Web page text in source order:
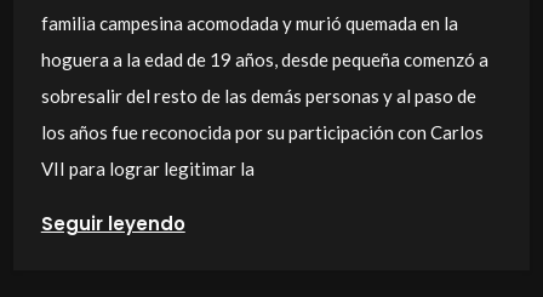
familia campesina acomodada y murió quemada en la
hoguera a la edad de 19 años, desde pequeña comenzó a
sobresalir del resto de las demás personas y al paso de
los años fue reconocida por su participación con Carlos
VII para lograr legitimar la
Seguir leyendo